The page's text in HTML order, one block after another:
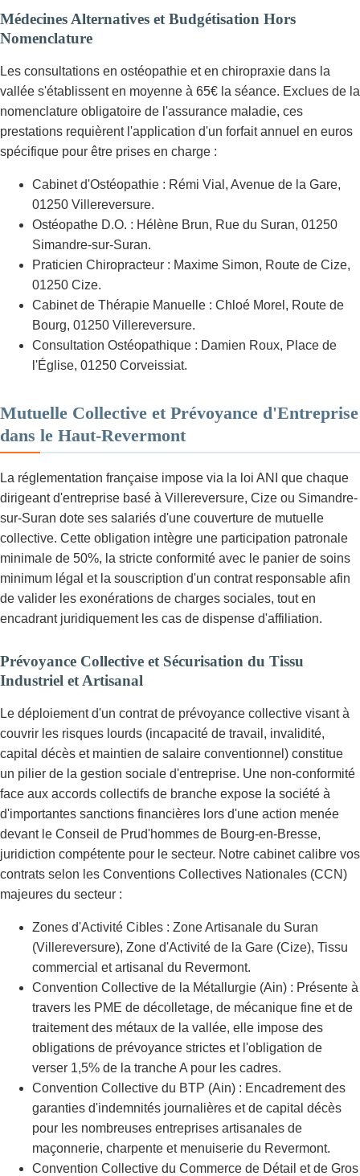
Médecines Alternatives et Budgétisation Hors
Nomenclature
Les consultations en ostéopathie et en chiropraxie dans la
vallée s'établissent en moyenne à 65€ la séance. Exclues de la
nomenclature obligatoire de l'assurance maladie, ces
prestations requièrent l'application d'un forfait annuel en euros
spécifique pour être prises en charge :
Cabinet d'Ostéopathie : Rémi Vial, Avenue de la Gare,
01250 Villereversure.
Ostéopathe D.O. : Hélène Brun, Rue du Suran, 01250
Simandre-sur-Suran.
Praticien Chiropracteur : Maxime Simon, Route de Cize,
01250 Cize.
Cabinet de Thérapie Manuelle : Chloé Morel, Route de
Bourg, 01250 Villereversure.
Consultation Ostéopathique : Damien Roux, Place de
l'Église, 01250 Corveissiat.
Mutuelle Collective et Prévoyance d'Entreprise
dans le Haut-Revermont
La réglementation française impose via la loi ANI que chaque
dirigeant d'entreprise basé à Villereversure, Cize ou Simandre-
sur-Suran dote ses salariés d'une couverture de mutuelle
collective. Cette obligation intègre une participation patronale
minimale de 50%, la stricte conformité avec le panier de soins
minimum légal et la souscription d'un contrat responsable afin
de valider les exonérations de charges sociales, tout en
encadrant juridiquement les cas de dispense d'affiliation.
Prévoyance Collective et Sécurisation du Tissu
Industriel et Artisanal
Le déploiement d'un contrat de prévoyance collective visant à
couvrir les risques lourds (incapacité de travail, invalidité,
capital décès et maintien de salaire conventionnel) constitue
un pilier de la gestion sociale d'entreprise. Une non-conformité
face aux accords collectifs de branche expose la société à
d'importantes sanctions financières lors d'une action menée
devant le Conseil de Prud'hommes de Bourg-en-Bresse,
juridiction compétente pour le secteur. Notre cabinet calibre vos
contrats selon les Conventions Collectives Nationales (CCN)
majeures du secteur :
Zones d'Activité Cibles : Zone Artisanale du Suran
(Villereversure), Zone d'Activité de la Gare (Cize), Tissu
commercial et artisanal du Revermont.
Convention Collective de la Métallurgie (Ain) : Présente à
travers les PME de décolletage, de mécanique fine et de
traitement des métaux de la vallée, elle impose des
obligations de prévoyance strictes et l'obligation de
verser 1,5% de la tranche A pour les cadres.
Convention Collective du BTP (Ain) : Encadrement des
garanties d'indemnités journalières et de capital décès
pour les nombreuses entreprises artisanales de
maçonnerie, charpente et menuiserie du Revermont.
Convention Collective du Commerce de Détail et de Gros